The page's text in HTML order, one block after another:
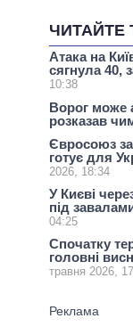
ЧИТАЙТЕ
Атака на
сягнула 40,
10:38
Ворог може
розказав
Євросоюз
готує для
2026, 18:34
У Києві
під
04:25
Спочатку
головні
травня 2026,